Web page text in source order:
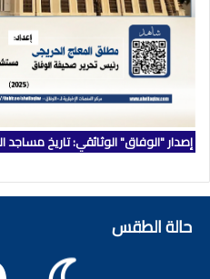
إصدار "الوفاق" الوثائقي: تاريخ مساجد
حالة الطقس